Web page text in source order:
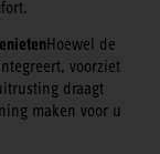
Hoewel de
voorziet
draagt
maken voor u